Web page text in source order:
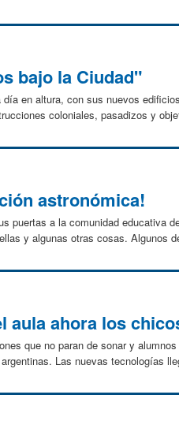
bajo la Ciudad"
en altura, con sus nuevos
coloniales, pasadizos y
astronómica!
puertas a la comunidad educativa
y algunas otras cosas. Algunos
aula ahora los
que no paran de sonar y
Las nuevas tecnologías